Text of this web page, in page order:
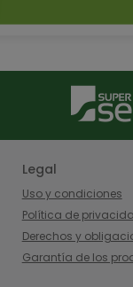
Legal
Uso y condiciones
Política de
Derechos y
Garantía de los